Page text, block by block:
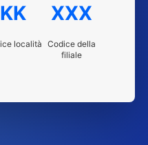
KK
località
XXX
Codice della
filiale